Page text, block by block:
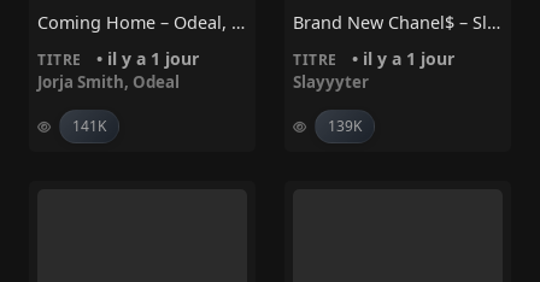
Coming Home – Odeal, Jorja Smith
TITRE • il y a 1 jour
Jorja Smith, Odeal
141K
Brand New Chanel$ – Slayyyter
TITRE • il y a 1 jour
Slayyyter
139K